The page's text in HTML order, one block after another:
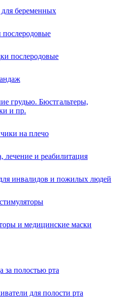
беременных
послеродовые
грудью. Бюстгальтеры,
и пр.
на плечо
лечение и реабилитация
инвалидов и пожилых людей
и медицинские маски
за полостью рта
для полости рта